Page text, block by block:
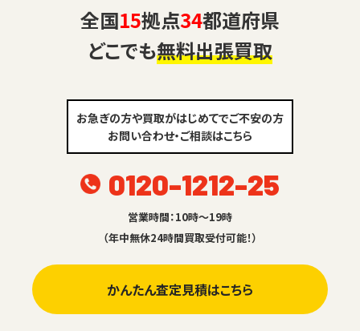
全国15拠点34都道府県
どこでも無料出張買取
お急ぎの方や買取がはじめてでご不安の方
お問い合わせ・ご相談はこちら
0120-1212-25
営業時間：10時～19時
（年中無休24時間買取受付可能！）
かんたん査定見積はこちら